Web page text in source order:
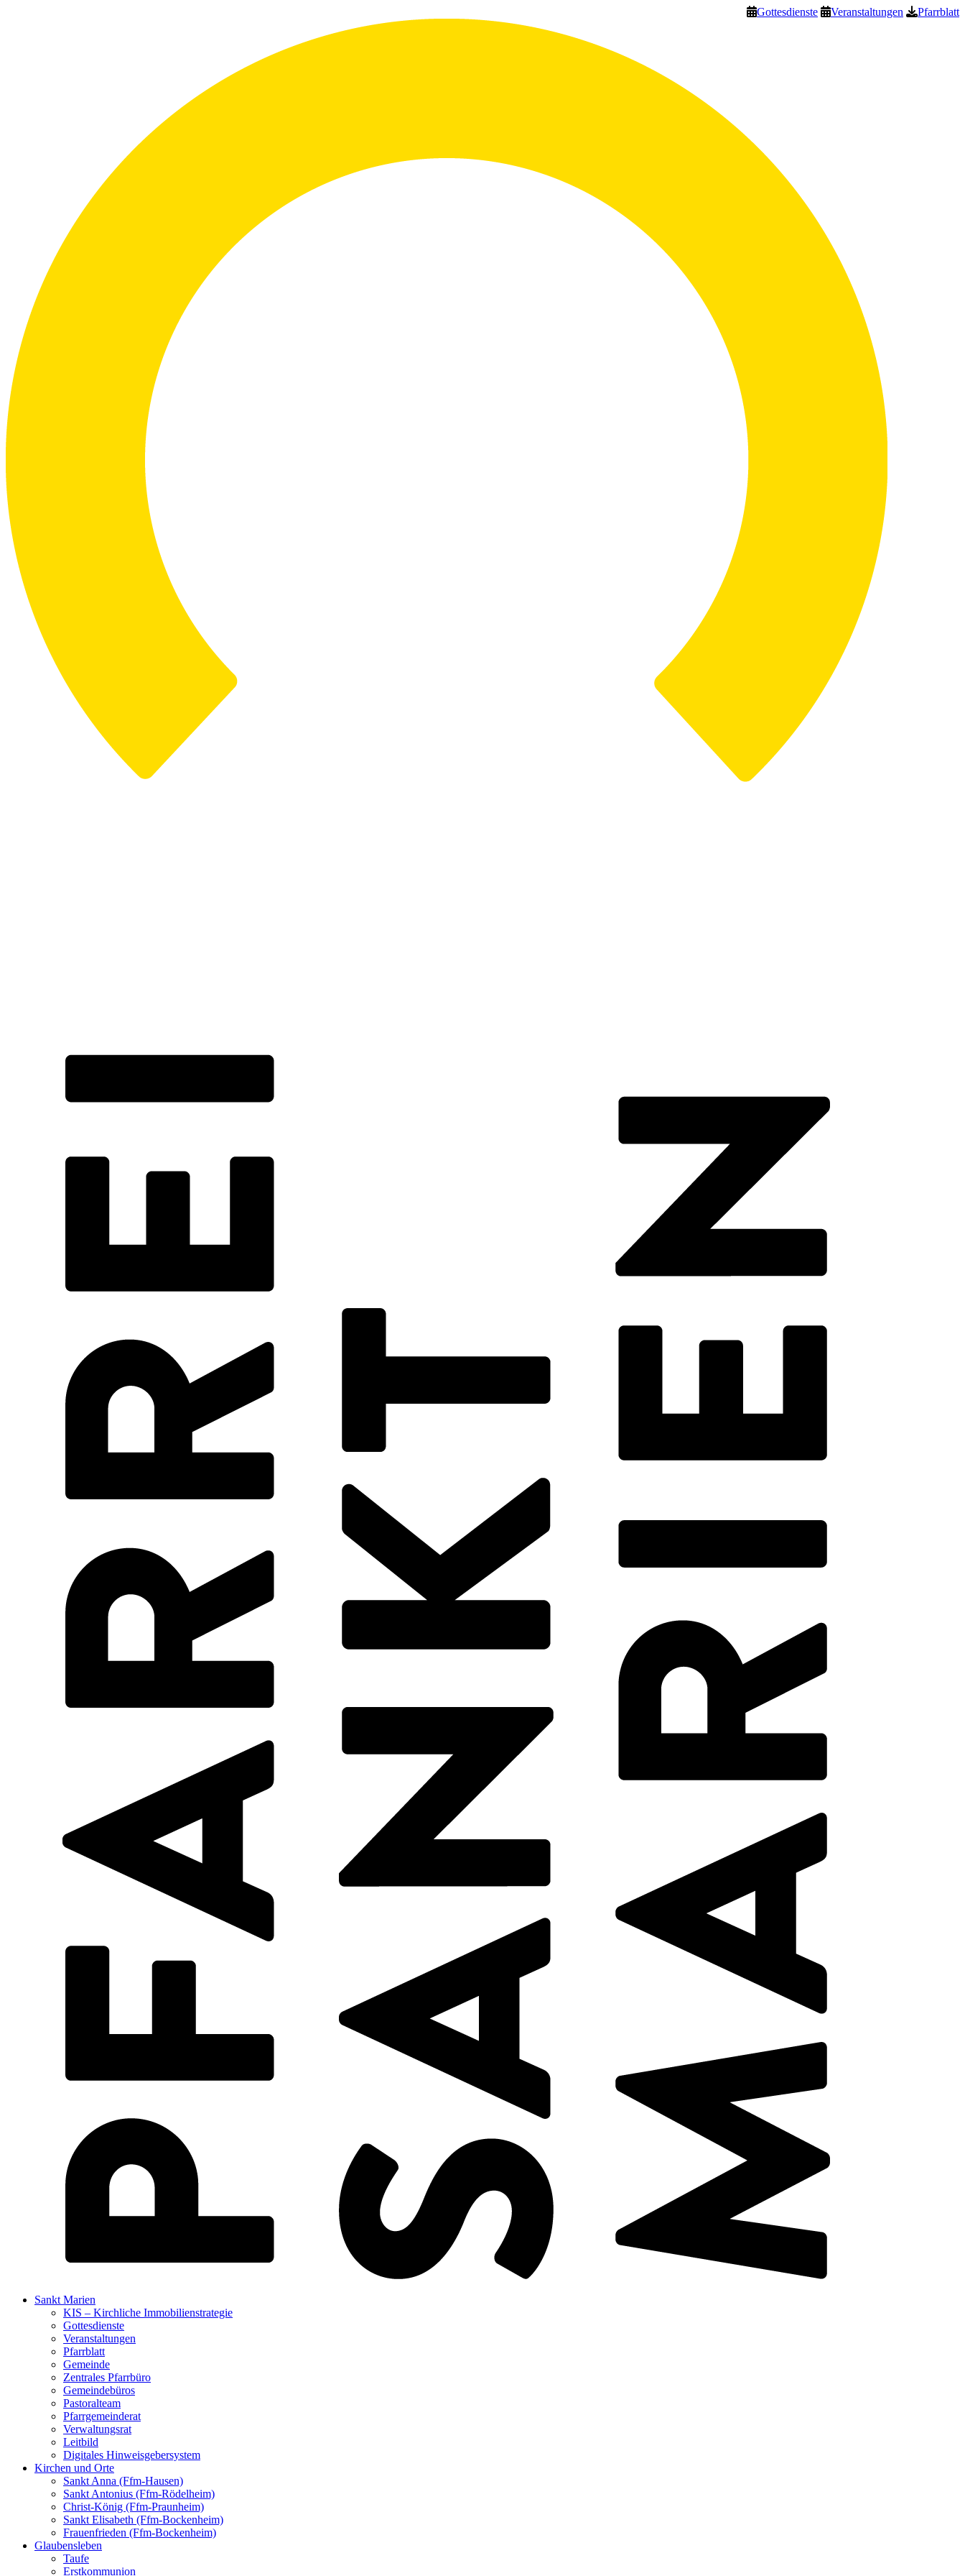
Gottesdienste Veranstaltungen Pfarrblatt
Sankt Marien
KIS – Kirchliche Immobilienstrategie
Gottesdienste
Veranstaltungen
Pfarrblatt
Gemeinde
Zentrales Pfarrbüro
Gemeindebüros
Pastoralteam
Pfarrgemeinderat
Verwaltungsrat
Leitbild
Digitales Hinweisgebersystem
Kirchen und Orte
Sankt Anna (Ffm-Hausen)
Sankt Antonius (Ffm-Rödelheim)
Christ-König (Ffm-Praunheim)
Sankt Elisabeth (Ffm-Bockenheim)
Frauenfrieden (Ffm-Bockenheim)
Glaubensleben
Taufe
Erstkommunion